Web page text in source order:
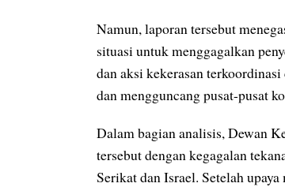
Namun, laporan tersebut
situasi untuk menggagalkan
dan aksi kekerasan
dan mengguncang pusat-pusat
Dalam bagian analisis, Dewan
tersebut dengan kegagalan
Serikat dan Israel. Setelah